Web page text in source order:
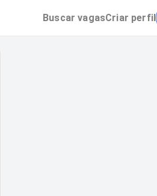
BuscarvagasCriar perfil